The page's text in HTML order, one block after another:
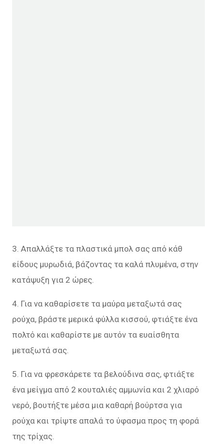
3. Απαλλάξτε τα πλαστικά μπολ σας από κάθ
είδους μυρωδιά, βάζοντας τα καλά πλυμένα, στην
κατάψυξη για 2 ώρες.
4. Για να καθαρίσετε τα μαύρα μεταξωτά σας
ρούχα, βράστε μερικά φύλλα κισσού, φτιάξτε ένα
πολτό και καθαρίστε με αυτόν τα ευαίσθητα
μεταξωτά σας.
5. Για να φρεσκάρετε τα βελούδινα σας, φτιάξτε
ένα μείγμα από 2 κουταλιές αμμωνία και 2 χλιαρό
νερό, βουτήξτε μέσα μια καθαρή βούρτσα για
ρούχα και τρίψτε απαλά το ύφασμα προς τη φορά
της τρίχας.